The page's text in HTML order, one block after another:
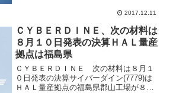
上昇している。ＳＧホールディングスは
は燃料コスト、駐車違反取...
2017.12.11
ＣＹＢＥＲＤＩＮＥ、次の材料は
８月１０日発表の決算ＨＡＬ量産
拠点は福島県
ＣＹＢＥＲＤＩＮＥ 次の材料は８月１
０日発表の決算サイバーダイン(7779)は
ＨＡＬ量産拠点の福島県郡山工場が８月